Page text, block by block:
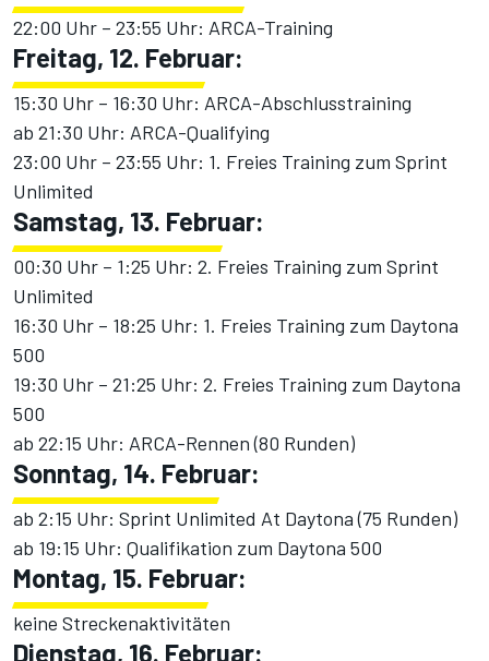
22:00 Uhr – 23:55 Uhr: ARCA-Training
Freitag, 12. Februar:
15:30 Uhr – 16:30 Uhr: ARCA-Abschlusstraining
ab 21:30 Uhr: ARCA-Qualifying
23:00 Uhr – 23:55 Uhr: 1. Freies Training zum Sprint
Unlimited
Samstag, 13. Februar:
00:30 Uhr – 1:25 Uhr: 2. Freies Training zum Sprint
Unlimited
16:30 Uhr – 18:25 Uhr: 1. Freies Training zum Daytona
500
19:30 Uhr – 21:25 Uhr: 2. Freies Training zum Daytona
500
ab 22:15 Uhr: ARCA-Rennen (80 Runden)
Sonntag, 14. Februar:
ab 2:15 Uhr: Sprint Unlimited At Daytona (75 Runden)
ab 19:15 Uhr: Qualifikation zum Daytona 500
Montag, 15. Februar:
keine Streckenaktivitäten
Dienstag, 16. Februar: